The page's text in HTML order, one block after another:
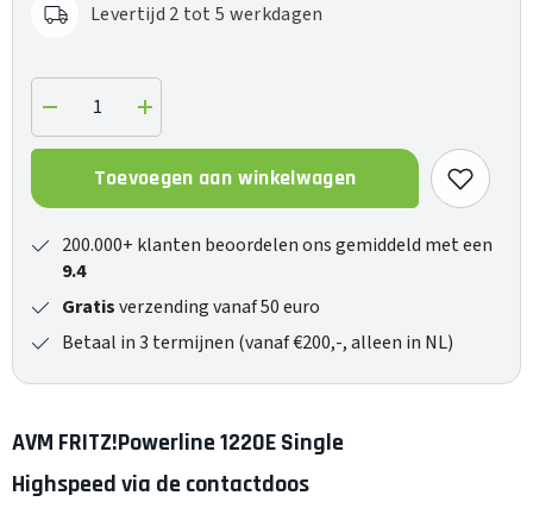
Levertijd 2 tot 5 werkdagen
Verlaag
de
hoeveelheid
FRITZ!Powerline
1220E
Verhoog
de
hoeveelheid
FRITZ!Powerline
1220E
Toevoegen aan winkelwagen
200.000+ klanten beoordelen ons gemiddeld met een
9.4
Gratisverzending vanaf 50 euro
Betaal in 3 termijnen (vanaf €200,-, alleen in NL)
AVM FRITZ!Powerline 1220E Single
Highspeed via de contactdoos